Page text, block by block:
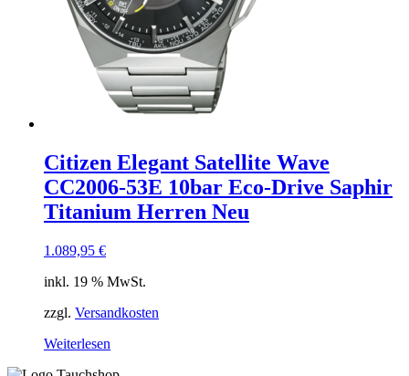
Citizen Elegant Satellite Wave
CC2006-53E 10bar Eco-Drive Saphir
Titanium Herren Neu
1.089,95 €
inkl. 19 % MwSt.
zzgl. Versandkosten
Weiterlesen